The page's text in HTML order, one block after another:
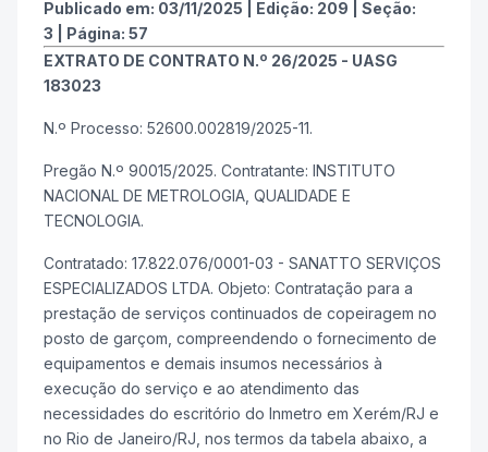
Publicado em: 03/11/2025 Edição: 209
Seção:
3
Página: 57
EXTRATO DE CONTRATO N.º 26/2025 - UASG
183023
N.º Processo: 52600.002819/2025-11.
Pregão N.º 90015/2025. Contratante: INSTITUTO
NACIONAL DE METROLOGIA, QUALIDADE E
TECNOLOGIA.
Contratado: 17.822.076/0001-03 - SANATTO SERVIÇOS
ESPECIALIZADOS LTDA. Objeto: Contratação para a
prestação de serviços continuados de copeiragem no
posto de garçom, compreendendo o fornecimento de
equipamentos e demais insumos necessários à
execução do serviço e ao atendimento das
necessidades do escritório do Inmetro em Xerém/RJ e
no Rio de Janeiro/RJ, nos termos da tabela abaixo, a